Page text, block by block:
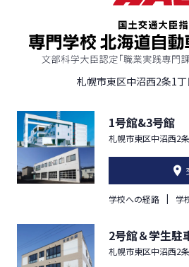
札幌市東区中沼西2条1
1号館&3号館
札幌市東区中沼西2
学校への経路 学
2号館＆学生駐
札幌市東区中沼西2